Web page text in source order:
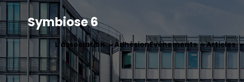
Symbiose 6
L’association AdhésionEvénements Articles